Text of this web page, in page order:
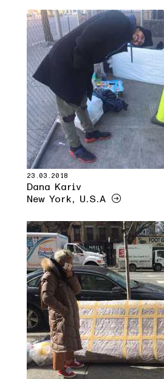
23.03.2018
Dana Kariv
New York, U.S.A